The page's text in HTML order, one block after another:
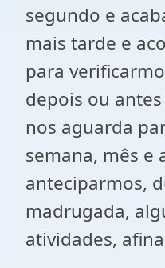
segundo e
mais tarde e
para
depois ou
nos aguarda
semana, mês e
anteciparmos,
madrugada,
atividades,